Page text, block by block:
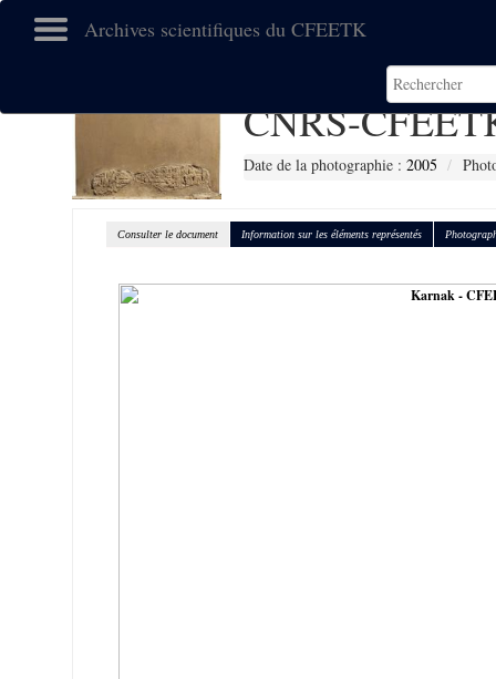
Archives scientifiques du CFEETK
CNRS-
Date de la photographie :2005
Consulter le document Information sur les éléments représentés